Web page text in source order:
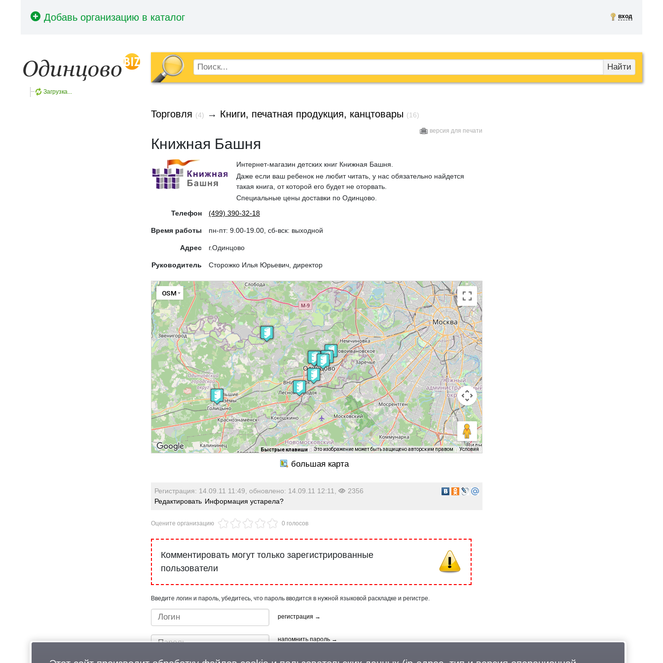
вход
Найти
Загрузка...
Торговля (4) → Книги, печатная продукция, канцтовары (16)
версия для печати
Книжная Башня
Интернет-магазин детских книг Книжная Башня.
Даже если ваш ребенок не любит читать, у нас обязательно найдется
такая книга, от которой его будет не оторвать.
Специальные цены доставки по Одинцово.
Телефон
(499) 390-32-18
Время работы пн-пт: 9.00-19.00, сб-вск: выходной
Адрес г.Одинцово
Руководитель Сторожко Илья Юрьевич, директор
OSM
Быстрые клавиши Это изображение может быть защищено авторским правом Условия
Регистрация: 14.09.11 11:49, обновлено: 14.09.11 12:11,
2356
Редактировать Информация устарела?
Оцените организацию 0 голосов
Комментировать могут только зарегистрированные
пользователи
Введите логин и пароль, убедитесь, что пароль вводится в нужной языковой раскладке и регистре.
регистрация →
напомнить пароль →